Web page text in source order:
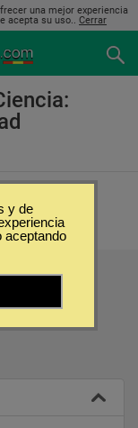
una mejor experiencia
acepta su uso.. Cerrar
y de
aceptando